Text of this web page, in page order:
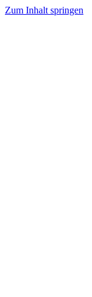
Zum Inhalt springen